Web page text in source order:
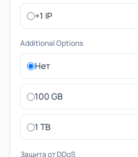
+1 IP
Additional Options
Нет
100 GB
1 TB
Защита от DDoS